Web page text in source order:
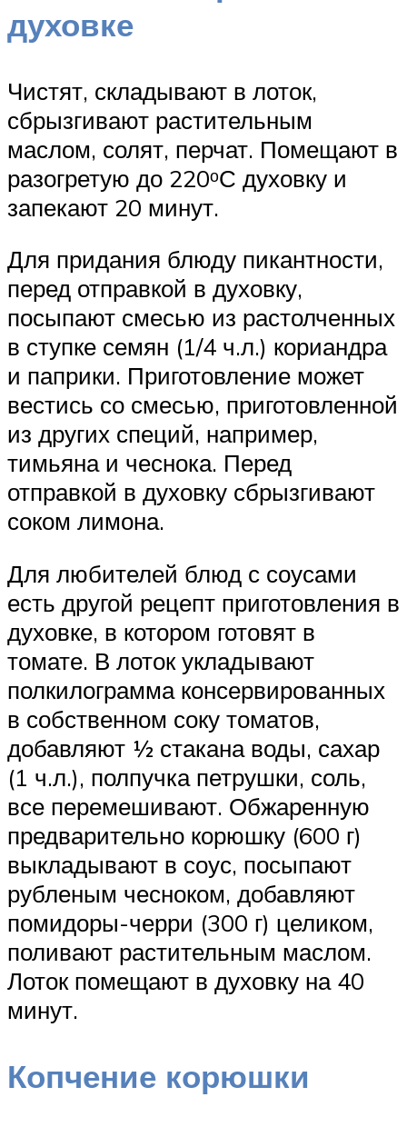
духовке
Чистят, складывают в лоток,
сбрызгивают растительным
маслом, солят, перчат. Помещают в
разогретую до 220ᵒС духовку и
запекают 20 минут.
Для придания блюду пикантности,
перед отправкой в духовку,
посыпают смесью из растолченных
в ступке семян (1/4 ч.л.) кориандра
и паприки. Приготовление может
вестись со смесью, приготовленной
из других специй, например,
тимьяна и чеснока. Перед
отправкой в духовку сбрызгивают
соком лимона.
Для любителей блюд с соусами
есть другой рецепт приготовления в
духовке, в котором готовят в
томате. В лоток укладывают
полкилограмма консервированных
в собственном соку томатов,
добавляют ½ стакана воды, сахар
(1 ч.л.), полпучка петрушки, соль,
все перемешивают. Обжаренную
предварительно корюшку (600 г)
выкладывают в соус, посыпают
рубленым чесноком, добавляют
помидоры-черри (300 г) целиком,
поливают растительным маслом.
Лоток помещают в духовку на 40
минут.
Копчение корюшки